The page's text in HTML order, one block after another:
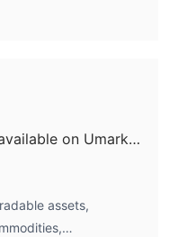
me avoid extra
What trading instruments are available on Umarkets?
assets,